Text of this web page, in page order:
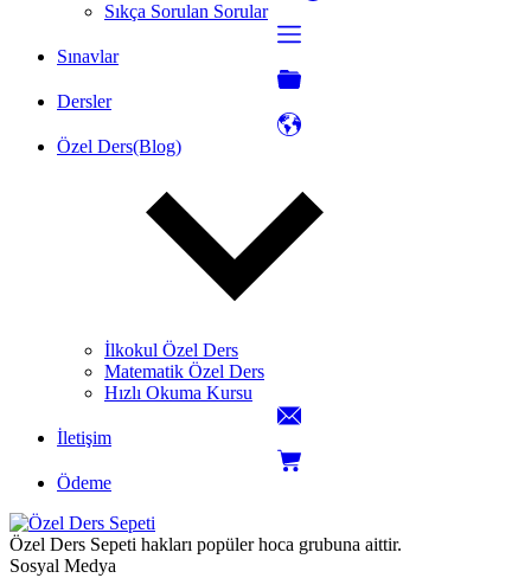
Sıkça Sorulan Sorular
Sınavlar
Dersler
Özel Ders(Blog)
İlkokul Özel Ders
Matematik Özel Ders
Hızlı Okuma Kursu
İletişim
Ödeme
Özel Ders Sepeti hakları popüler hoca grubuna aittir.
Sosyal Medya